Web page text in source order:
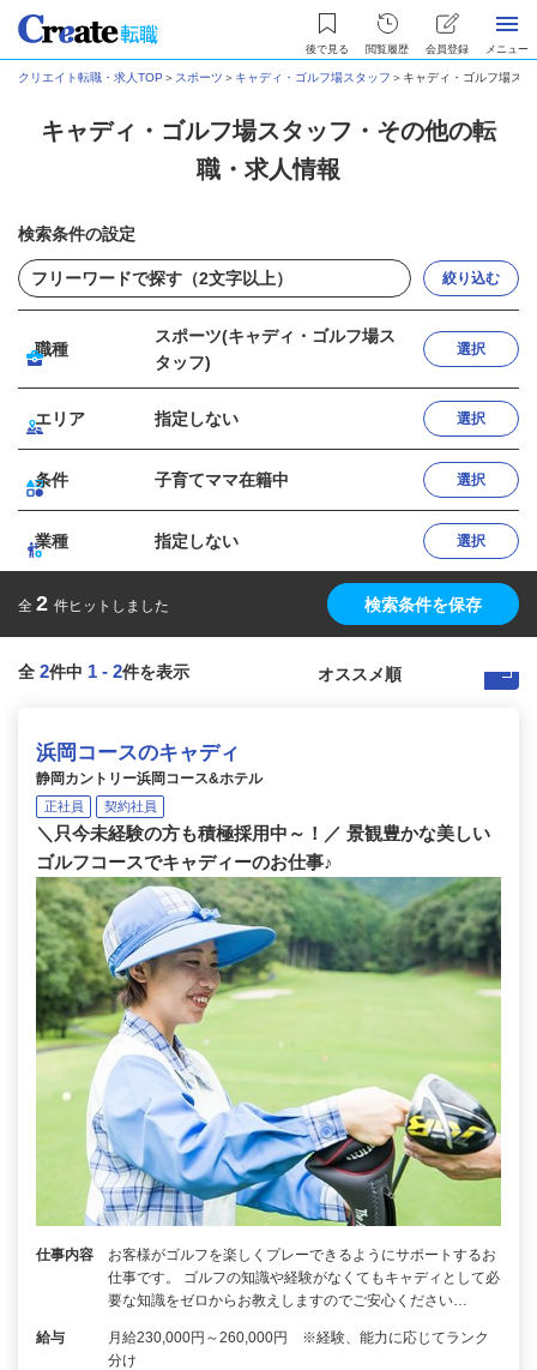
後で見る 閲覧履歴 会員登録 メニュー
クリエイト転職・求人TOP ＞ スポーツ ＞ キャディ・ゴルフ場スタッフ ＞ キャディ・ゴルフ場ス
キャディ・ゴルフ場スタッフ・その他の転
職・求人情報
検索条件の設定
絞り込む
職種
スポーツ(キャディ・ゴルフ場ス
タッフ)
選択
エリア 指定しない 選択
条件 子育てママ在籍中 選択
業種 指定しない 選択
全 2 件ヒットしました 検索条件を保存
全 2件中 1 - 2件を表示
浜岡コースのキャディ
静岡カントリー浜岡コース&ホテル
正社員 契約社員
＼只今未経験の方も積極採用中～！／ 景観豊かな美しい
ゴルフコースでキャディーのお仕事♪
仕事内容
お客様がゴルフを楽しくプレーできるようにサポートするお
仕事です。 ゴルフの知識や経験がなくてもキャディとして必
要な知識をゼロからお教えしますのでご安心ください…
給与
月給230,000円～260,000円 ※経験、能力に応じてランク
分け